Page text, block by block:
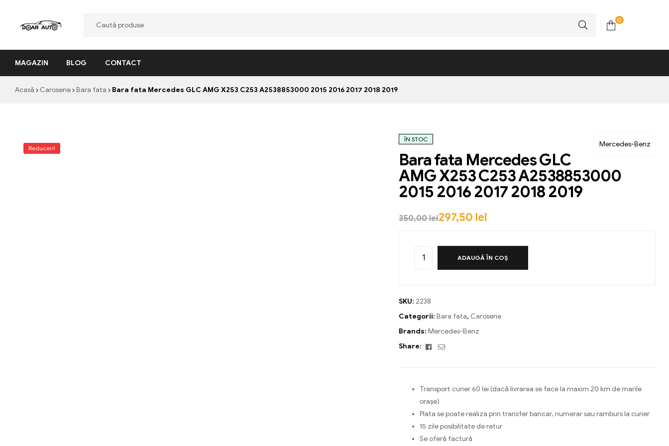
Auto
"Nascut
profesionalism"
0
MAGAZIN BLOG CONTACT
Acasă Caroserie Bara fata Bara fata Mercedes GLC AMG X253 C253 A2538853000 2015 2016 2017 2018 2019
Reduceri! Mercedes-Benz
ÎN STOC
Bara fata Mercedes GLC
AMG X253 C253 A2538853000
2015 2016 2017 2018 2019
350,00lei297,50 lei
ADAUGĂ ÎN COȘ
SKU: 2238
Categorii: Bara fata, Caroserie
Brands: Mercedes-Benz
Share:
Facebook
Email
Transport curier 60 lei (dacă livrarea se face la maxim 20 km de marile
orașe)
Plata se poate realiza prin transfer bancar, numerar sau ramburs la curier
15 zile posibilitate de retur
Se oferă factură